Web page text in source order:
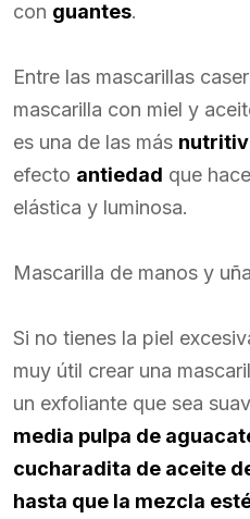
con guantes.
Entre las mascarillas
mascarilla con miel y
es una de las más
efecto antiedad que
elástica y luminosa.
Mascarilla de manos y
Si no tienes la piel
muy útil crear una
un exfoliante que sea
media pulpa de
cucharadita de aceite
hasta que la mezcla